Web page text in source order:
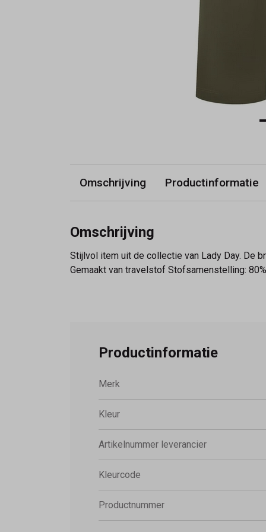
Omschrijving Productinformatie
Omschrijving
Stijlvol item uit de collectie van Lady Day. De
Gemaakt van travelstof Stofsamenstelling:
Productinformatie
Merk
Kleur
Artikelnummer leverancier
Kleurcode
Productnummer